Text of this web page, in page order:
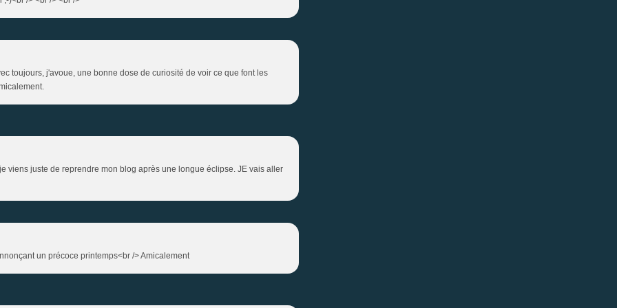
toujours, j'avoue, une bonne dose de curiosité de voir ce que font les
viens juste de reprendre mon blog après une longue éclipse. JE vais aller
un précoce printemps<br /> Amicalement